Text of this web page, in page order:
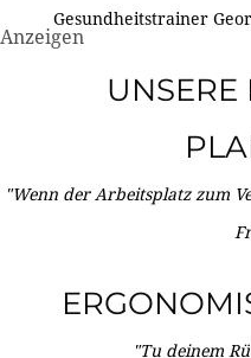
Gesundheitstrainer
Anzeigen
UNSERE
"Wenn der Arbeitsplatz zum
"Tu deinem